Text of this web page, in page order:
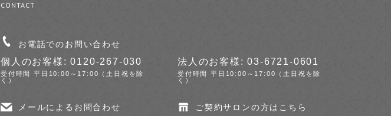
CONTACT
お電話でのお問い合わせ
個人のお客様: 0120-267-030
受付時間 平日10:00～17:00（土日祝を除
く）
法人のお客様: 03-6721-0601
受付時間 平日10:00～17:00（土日祝を除
く）
メールによるお問合わせ ご契約サロンの方はこちら